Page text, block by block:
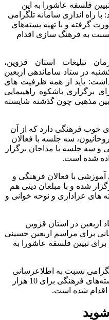
فلسفه عاشورا به این
راه اندازی سامانه تلگرامی
گرفته و با تهیه بسته‌های
حسینی نسبت به فرهنگ سازی اقدام
تبلیغات استان قزوین،
در ستاد ساماندهی اربعین
باید از همه ظرفیت های
برگزاری باشکوه راهپیمایی
ایین مذهبی چون گذشته شایسته
خوب فرهنگی دارد که از آن
وتاکنون 4 جلسه با روحانیون، سه جلسه با فعالان
و سه جلسه با مداحان برگزار
شده است.
با فعالان فرهنگی و
شده و با مبلغان دینی هم
های عزاداری و نوحه خوانی و
در استان قزوین
در سال گذشته 200 روحانی برای مراسم اربعین حسینی
تبیین فلسفه عاشورا به
نسبت به اطلاعرسانی
اقدام لازم صورت گرفته و با تهیه بسته‌های فرهنگی برای 10 هزار
شده است.